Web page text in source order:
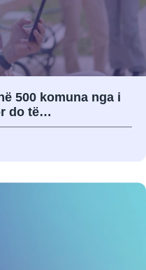
500 komuna nga i
do të…